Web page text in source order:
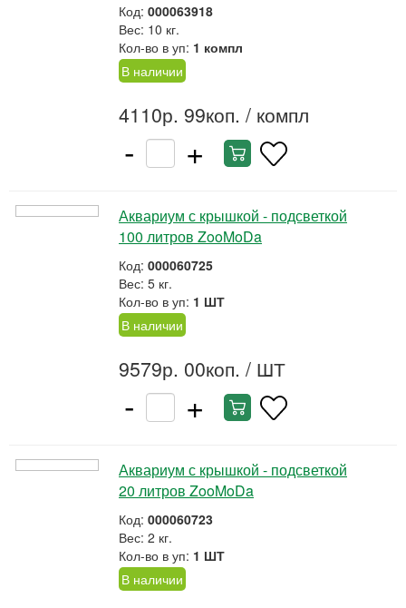
Код: 000063918
Вес: 10 кг.
Кол-во в уп: 1 компл
В наличии
4110р. 99коп. / компл
- +
Аквариум с крышкой - подсветкой
100 литров ZooMoDa
Код: 000060725
Вес: 5 кг.
Кол-во в уп: 1 ШТ
В наличии
9579р. 00коп. / ШТ
- +
Аквариум с крышкой - подсветкой
20 литров ZooMoDa
Код: 000060723
Вес: 2 кг.
Кол-во в уп: 1 ШТ
В наличии